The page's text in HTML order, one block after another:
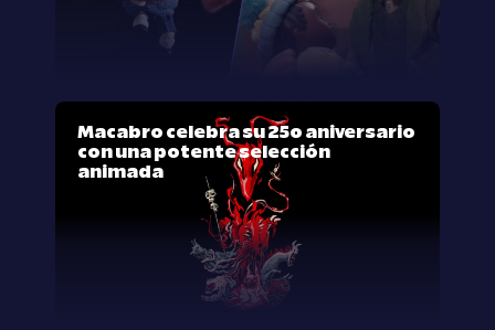
Macabro celebra su 25º aniversario
con una potente selección
animada